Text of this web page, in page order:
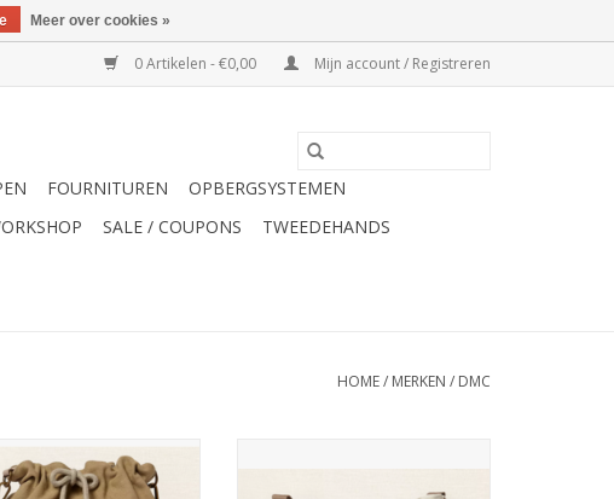
0 Artikelen - €0,00 Mijn account / Registreren
FOURNITUREN
OPBERGSYSTEMEN
SALE / COUPONS
TWEEDEHANDS
HOME/ MERKEN / DMC
Eco Vita Bucket bag
AAN WINKELWAGEN
TOEVOEGEN AAN WINKELWAGEN
Meer over cookies »